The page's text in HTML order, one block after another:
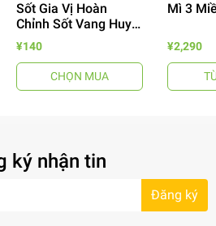
Sốt Gia Vị Hoàn
Chỉnh Sốt Vang Huy
Tuấn
¥140
CHỌN MUA
Mì 3
¥2,290
ký nhận tin
Đăng ký